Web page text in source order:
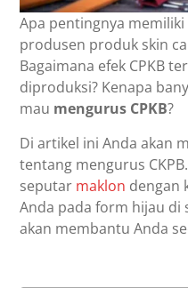
Apa pentingnya memiliki
produsen produk skin
Bagaimana efek CPKB
diproduksi? Kenapa
mau mengurus CPKB?
Di artikel ini Anda akan
tentang mengurus
seputar maklon dengan
Anda pada form hijau di
akan membantu Anda